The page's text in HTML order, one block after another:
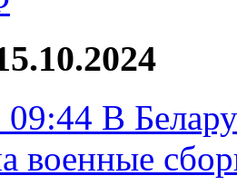
09:44 В
военные